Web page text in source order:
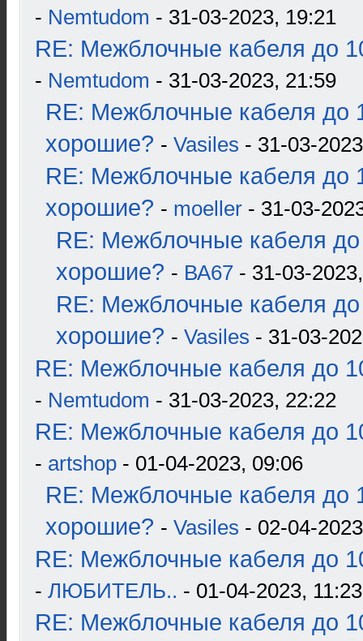
- Nemtudom - 31-03-2023, 19:21
RE: Межблочные кабеля до
- Nemtudom - 31-03-2023, 21:59
RE: Межблочные кабеля до
хорошие? - Vasiles - 31-03-
RE: Межблочные кабеля до
хорошие? - moeller - 31-03-
RE: Межблочные кабеля до
хорошие? - ВА67 - 31-03-
RE: Межблочные кабеля до
хорошие? - Vasiles - 31-03-
RE: Межблочные кабеля до
- Nemtudom - 31-03-2023, 22:22
RE: Межблочные кабеля до
- artshop - 01-04-2023, 09:06
RE: Межблочные кабеля до
хорошие? - Vasiles - 02-04-
RE: Межблочные кабеля до
- ЛЮБИТЕЛЬ.. - 01-04-2023, 11:23
RE: Межблочные кабеля до